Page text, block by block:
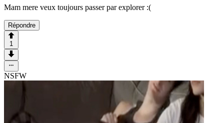
Mam mere veux toujours passer par explorer :(
Répondre
1
NSFW